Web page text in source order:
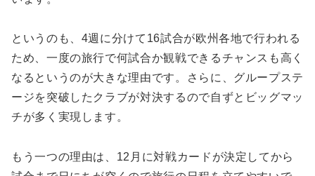
というのも、4週に分けて16試合が欧州各地で行われる
ため、一度の旅行で何試合か観戦できるチャンスも高く
なるというのが大きな理由です。さらに、グループステ
ージを突破したクラブが対決するので自ずとビッグマッ
チが多く実現します。
もう一つの理由は、12月に対戦カードが決定してから